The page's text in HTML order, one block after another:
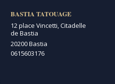
BASTIA TATOUAGE
12 place Vincetti, Citadelle
de Bastia
20200 Bastia
0615603176